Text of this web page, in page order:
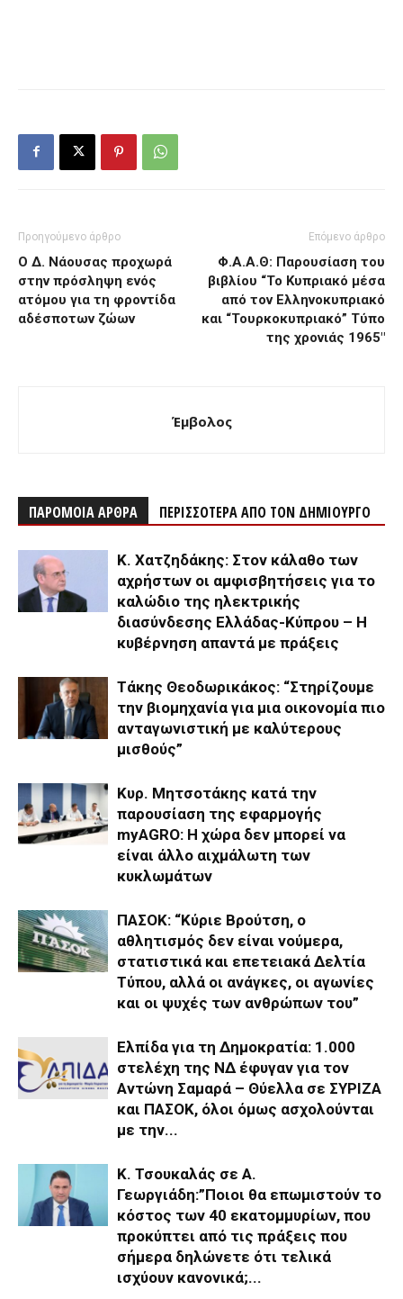
Προηγούμενο άρθρο
Ο Δ. Νάουσας προχωρά
στην πρόσληψη ενός
ατόμου για τη φροντίδα
αδέσποτων ζώων
Επόμενο άρθρο
Φ.Α.Α.Θ: Παρουσίαση του
βιβλίου “Το Κυπριακό μέσα
από τον Ελληνοκυπριακό
και “Τουρκοκυπριακό” Τύπο
της χρονιάς 1965″
Έμβολος
ΠΑΡΟΜΟΙΑ ΑΡΘΡΑ ΠΕΡΙΣΣΟΤΕΡΑ ΑΠΟ ΤΟΝ ΔΗΜΙΟΥΡΓΟ
Κ. Χατζηδάκης: Στον κάλαθο των
αχρήστων οι αμφισβητήσεις για το
καλώδιο της ηλεκτρικής
διασύνδεσης Ελλάδας-Κύπρου – Η
κυβέρνηση απαντά με πράξεις
Τάκης Θεοδωρικάκος: “Στηρίζουμε
την βιομηχανία για μια οικονομία πιο
ανταγωνιστική με καλύτερους
μισθούς”
Κυρ. Μητσοτάκης κατά την
παρουσίαση της εφαρμογής
myAGRO: Η χώρα δεν μπορεί να
είναι άλλο αιχμάλωτη των
κυκλωμάτων
ΠΑΣΟΚ: “Κύριε Βρούτση, ο
αθλητισμός δεν είναι νούμερα,
στατιστικά και επετειακά Δελτία
Τύπου, αλλά οι ανάγκες, οι αγωνίες
και οι ψυχές των ανθρώπων του”
Ελπίδα για τη Δημοκρατία: 1.000
στελέχη της ΝΔ έφυγαν για τον
Αντώνη Σαμαρά – Θύελλα σε ΣΥΡΙΖΑ
και ΠΑΣΟΚ, όλοι όμως ασχολούνται
με την...
Κ. Τσουκαλάς σε Α.
Γεωργιάδη:”Ποιοι θα επωμιστούν το
κόστος των 40 εκατομμυρίων, που
προκύπτει από τις πράξεις που
σήμερα δηλώνετε ότι τελικά
ισχύουν κανονικά;...